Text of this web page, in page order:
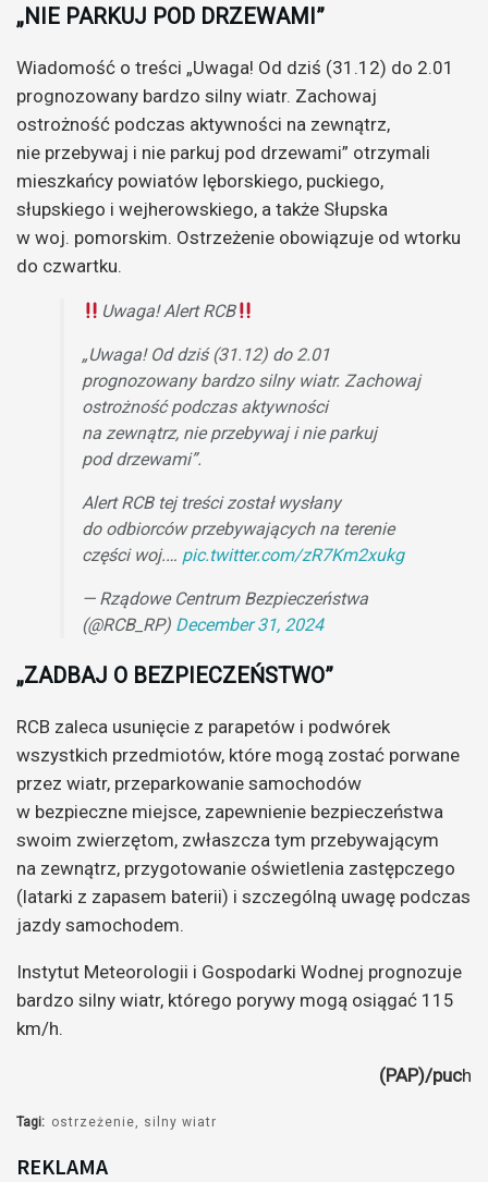
„NIE PARKUJ POD DRZEWAMI”
Wiadomość o treści „Uwaga! Od dziś (31.12) do 2.01
prognozowany bardzo silny wiatr. Zachowaj
ostrożność podczas aktywności na zewnątrz,
nie przebywaj i nie parkuj pod drzewami” otrzymali
mieszkańcy powiatów lęborskiego, puckiego,
słupskiego i wejherowskiego, a także Słupska
w woj. pomorskim. Ostrzeżenie obowiązuje od wtorku
do czwartku.
Uwaga! Alert RCB
„Uwaga! Od dziś (31.12) do 2.01
prognozowany bardzo silny wiatr. Zachowaj
ostrożność podczas aktywności
na zewnątrz, nie przebywaj i nie parkuj
pod drzewami”.
Alert RCB tej treści został wysłany
do odbiorców przebywających na terenie
części woj.… pic.twitter.com/zR7Km2xukg
— Rządowe Centrum Bezpieczeństwa
(@RCB_RP) December 31, 2024
„ZADBAJ O BEZPIECZEŃSTWO”
RCB zaleca usunięcie z parapetów i podwórek
wszystkich przedmiotów, które mogą zostać porwane
przez wiatr, przeparkowanie samochodów
w bezpieczne miejsce, zapewnienie bezpieczeństwa
swoim zwierzętom, zwłaszcza tym przebywającym
na zewnątrz, przygotowanie oświetlenia zastępczego
(latarki z zapasem baterii) i szczególną uwagę podczas
jazdy samochodem.
Instytut Meteorologii i Gospodarki Wodnej prognozuje
bardzo silny wiatr, którego porywy mogą osiągać 115
km/h.
(PAP)/puch
Tagi: ostrzeżenie silny wiatr
REKLAMA